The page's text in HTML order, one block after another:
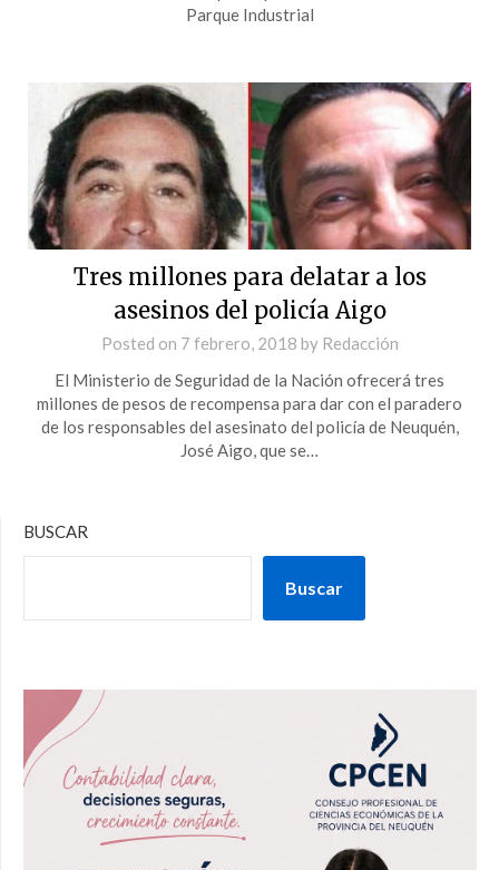
Parque Industrial
Tres millones para delatar a los
asesinos del policía Aigo
Posted on 7 febrero, 2018 by Redacción
El Ministerio de Seguridad de la Nación ofrecerá tres
millones de pesos de recompensa para dar con el paradero
de los responsables del asesinato del policía de Neuquén,
José Aigo, que se…
BUSCAR
Buscar